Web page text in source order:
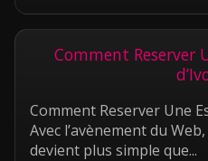
Comment Reserver
Comment Reserver Une
Avec l’avènement du
devient plus simple que...